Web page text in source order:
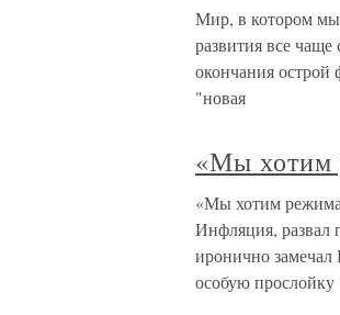
Мир, в котором
развития все чаще
окончания острой
"новая
«Мы хотим
«Мы хотим
Инфляция, развал
иронично замечал
особую прослойку